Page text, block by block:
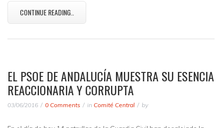
CONTINUE READING..
EL PSOE DE ANDALUCÍA MUESTRA SU ESENCIA
REACCIONARIA Y CORRUPTA
03/06/2016 0 Comments in Comité Central by